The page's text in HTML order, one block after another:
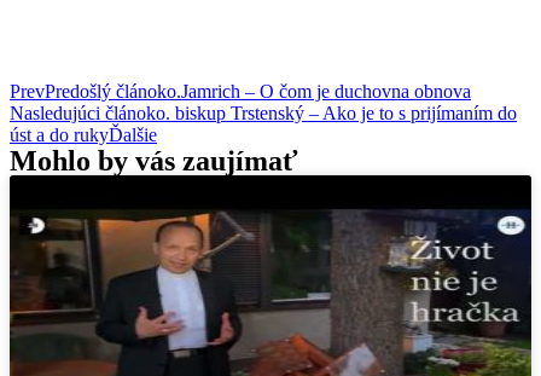
PrevPredošlý článoko.Jamrich – O čom je duchovna obnova
Nasledujúci článoko. biskup Trstenský – Ako je to s prijímaním do
úst a do rukyĎalšie
Mohlo by vás zaujímať